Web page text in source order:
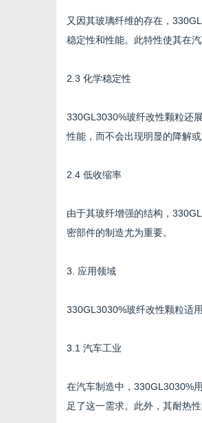
又因其玻璃纤维的存在，
稳定性和性能。此特性使其在
2.3 化学稳定性
330GL3030%玻纤改性颗粒还
性能，而不会出现明显的降解或
2.4 低收缩率
由于其玻纤增强的结构，
密部件的制造尤为重要。
3. 应用领域
330GL3030%玻纤改性颗粒适
3.1 汽车工业
在汽车制造中，330GL3030%
足了这一需求。此外，其耐热